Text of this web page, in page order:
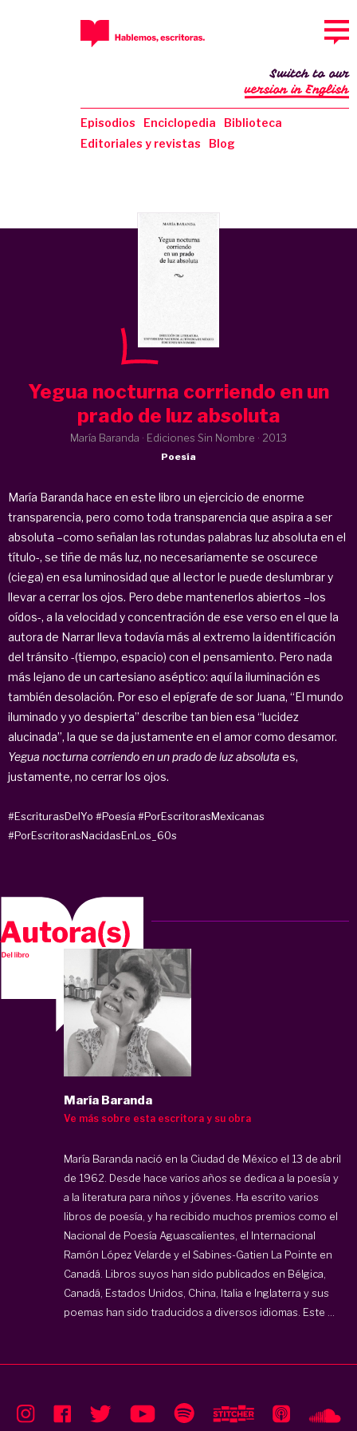
Episodios Enciclopedia
Biblioteca
Editoriales y revistas
Blog
Switch to our
version in English
Yegua nocturna corriendo en un
prado de luz absoluta
María Baranda · Ediciones Sin Nombre · 2013
Poesía
María Baranda hace en este libro un ejercicio de enorme
transparencia, pero como toda transparencia que aspira a ser
absoluta –como señalan las rotundas palabras luz absoluta en el
título-, se tiñe de más luz, no necesariamente se oscurece
(ciega) en esa luminosidad que al lector le puede deslumbrar y
llevar a cerrar los ojos. Pero debe mantenerlos abiertos –los
oídos-, a la velocidad y concentración de ese verso en el que la
autora de Narrar lleva todavía más al extremo la identificación
del tránsito -(tiempo, espacio) con el pensamiento. Pero nada
más lejano de un cartesiano aséptico: aquí la iluminación es
también desolación. Por eso el epígrafe de sor Juana, “El mundo
iluminado y yo despierta” describe tan bien esa “lucidez
alucinada”, la que se da justamente en el amor como desamor.
Yegua nocturna corriendo en un prado de luz absoluta es,
justamente, no cerrar los ojos.
#EscriturasDelYo #Poesía #PorEscritorasMexicanas
#PorEscritorasNacidasEnLos_60s
María Baranda
Ve más sobre esta escritora y su obra
María Baranda nació en la Ciudad de México el 13 de abril
de 1962. Desde hace varios años se dedica a la poesía y
a la literatura para niños y jóvenes. Ha escrito varios
libros de poesía, y ha recibido muchos premios como el
Nacional de Poesía Aguascalientes, el Internacional
Ramón López Velarde y el Sabines-Gatien La Pointe en
Canadá. Libros suyos han sido publicados en Bélgica,
Canadá, Estados Unidos, China, Italia e Inglaterra y sus
poemas han sido traducidos a diversos idiomas. Este ...